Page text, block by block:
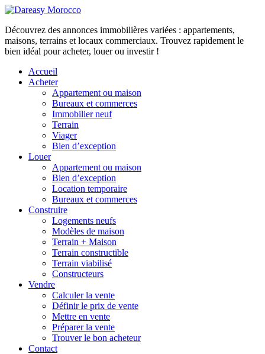
Découvrez des annonces immobilières variées : appartements,
maisons, terrains et locaux commerciaux. Trouvez rapidement le
bien idéal pour acheter, louer ou investir !
Accueil
Acheter
Appartement ou maison
Bureaux et commerces
Immobilier neuf
Terrain
Viager
Bien d’exception
Louer
Appartement ou maison
Bien d’exception
Location temporaire
Bureaux et commerces
Construire
Logements neufs
Modèles de maison
Terrain + Maison
Terrain constructible
Terrain viabilisé
Constructeurs
Vendre
Calculer la vente
Définir le prix de vente
Mettre en vente
Préparer la vente
Trouver le bon acheteur
Contact